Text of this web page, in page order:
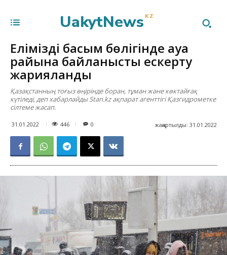
UakytNews KZ
Еліміздің басым бөлігінде ауа
райына байланысты ескерту
жарияланды
Қазақстанның тоғыз өңірінде боран, тұман және көктайғақ
күтіледі, деп хабарлайды Stan.kz ақпарат агенттігі Қазгидрометке
сілтеме жасап.
31.01.2022 446 жаңартылды: 31.01.2022
0